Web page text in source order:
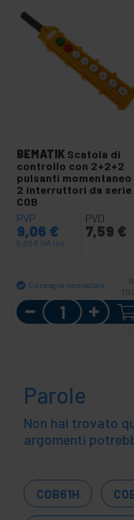
BEMATIK Scatola di
controllo con 2+2+2
pulsanti momentaneo
2 interruttori da serie
COB
PVP
9,06 €
9,06 € IVA inc.
PVD
7,59 €
Consegna immediata
Quantità
Parole
Non hai trovato
argomenti
COB61H